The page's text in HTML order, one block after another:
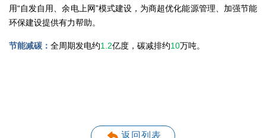
用“自发自用、余电上网”模式建设，为商超优化能源管理、加强节能
环保建设提供有力帮助。
节能减碳： 全周期发电约1.2亿度，碳减排约10万吨。
返回列表